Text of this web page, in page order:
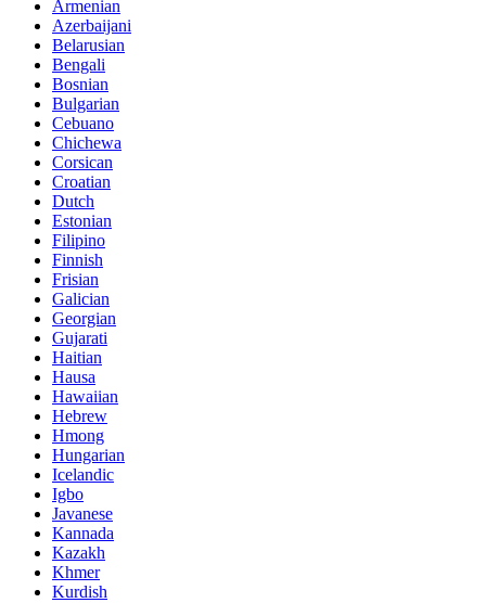
Armenian
Azerbaijani
Belarusian
Bengali
Bosnian
Bulgarian
Cebuano
Chichewa
Corsican
Croatian
Dutch
Estonian
Filipino
Finnish
Frisian
Galician
Georgian
Gujarati
Haitian
Hausa
Hawaiian
Hebrew
Hmong
Hungarian
Icelandic
Igbo
Javanese
Kannada
Kazakh
Khmer
Kurdish